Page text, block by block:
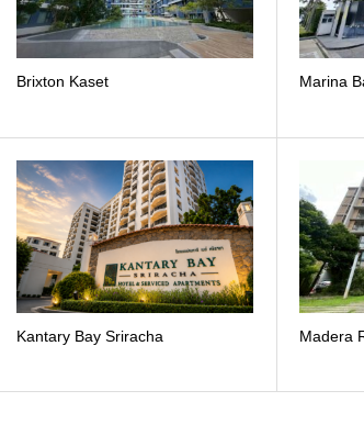
Brixton Kaset Marina
Kantary Bay Sriracha Madera